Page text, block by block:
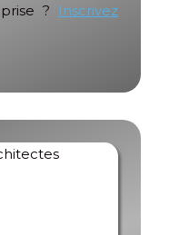
?
Inscrivez